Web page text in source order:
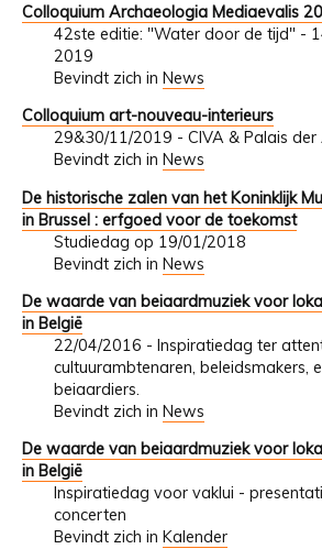
Colloquium Archaeologia Mediaevalis
42ste editie: "Water door de tijd" -
2019
Bevindt zich in News
Colloquium art-nouveau-interieurs
29&30/11/2019 - CIVA & Palais der
Bevindt zich in News
De historische zalen van het Koninklijk
in Brussel : erfgoed voor de toekomst
Studiedag op 19/01/2018
Bevindt zich in News
De waarde van beiaardmuziek voor
in België
22/04/2016 - Inspiratiedag ter
cultuurambtenaren, beleidsmakers,
beiaardiers.
Bevindt zich in News
De waarde van beiaardmuziek voor
in België
Inspiratiedag voor vaklui -
concerten
Bevindt zich in Kalender